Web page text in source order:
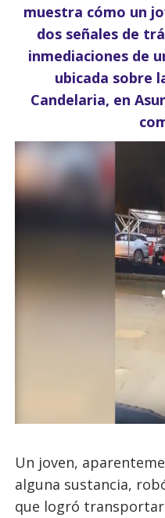
muestra cómo un
dos señales de
inmediaciones de
ubicada sobre
Candelaria, en
Un joven,
alguna sustancia,
que logró transportar